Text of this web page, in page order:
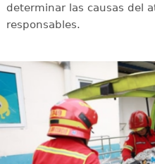
determinar las causas del
responsables.